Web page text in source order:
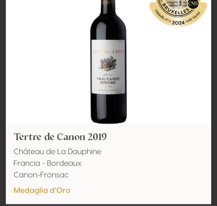
Tertre de Canon 2019
Château de La Dauphine
Francia - Bordeaux
Canon-Fronsac
Medaglia d'Oro